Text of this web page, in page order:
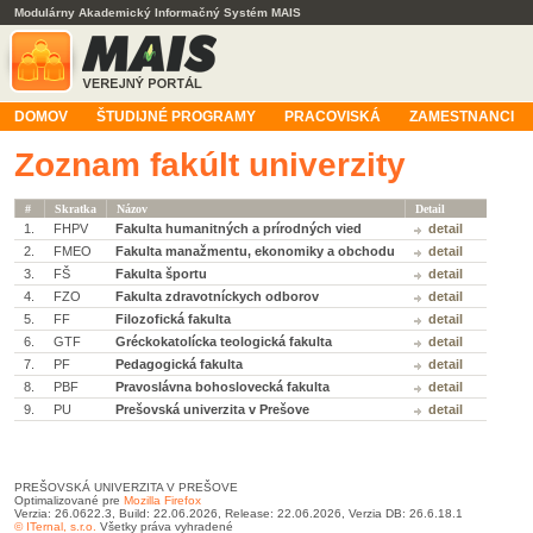
Modulárny Akademický Informačný Systém MAIS
DOMOV ŠTUDIJNÉ PROGRAMY PRACOVISKÁ ZAMESTNANCI
Zoznam fakúlt univerzity
# Skratka Názov Detail
1. FHPV Fakulta humanitných a prírodných vied
detail
2.
FMEO Fakulta manažmentu, ekonomiky a obchodu
detail
3.
FŠ Fakulta športu
detail
4.
FZO Fakulta zdravotníckych odborov
detail
5.
FF Filozofická fakulta
detail
6.
GTF Gréckokatolícka teologická fakulta
detail
7.
PF Pedagogická fakulta
detail
8.
PBF Pravoslávna bohoslovecká fakulta
detail
9.
PU Prešovská univerzita v Prešove detail
PREŠOVSKÁ UNIVERZITA V PREŠOVE
Optimalizované pre Mozilla Firefox
Verzia: 26.0622.3, Build: 22.06.2026, Release: 22.06.2026, Verzia DB: 26.6.18.1
© ITernal, s.r.o. Všetky práva vyhradené